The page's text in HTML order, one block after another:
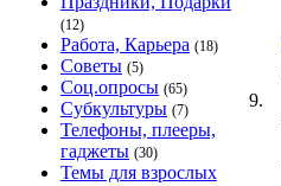
(12)
Работа, Карьера (18)
Советы (5)
Соц.опросы (65)
Субкультуры (7)
Телефоны, плееры,
гаджеты (30)
Темы для взрослых
9.